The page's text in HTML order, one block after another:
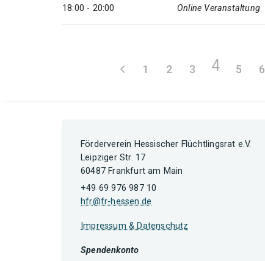
18:00 - 20:00
Online Veranstaltung
1 2 3 4 5 6
Förderverein Hessischer Flüchtlingsrat e.V.
Leipziger Str. 17
60487 Frankfurt am Main
+49 69 976 987 10
hfr@fr-hessen.de
Impressum & Datenschutz
Spendenkonto